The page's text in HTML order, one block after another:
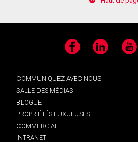
Facebook LinkedIn
COMMUNIQUEZ AVEC NOUS
SALLE DES MÉDIAS
BLOGUE
PROPRIÉTÉS LUXUEUSES
COMMERCIAL
INTRANET